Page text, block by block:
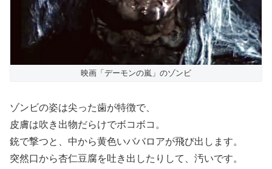
映画「デーモンの嵐」のゾンビ
ゾンビの姿は尖った歯が特徴で、
皮膚は吹き出物だらけでボコボコ。
銃で撃つと、中から黄色いババロアが飛び出します。
突然口から杏仁豆腐を吐き出したりして、汚いです。